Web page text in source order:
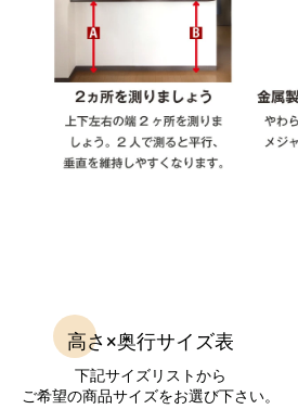
高さ×奥行サイズ表
下記サイズリストから
ご希望の商品サイズをお選び下さい。